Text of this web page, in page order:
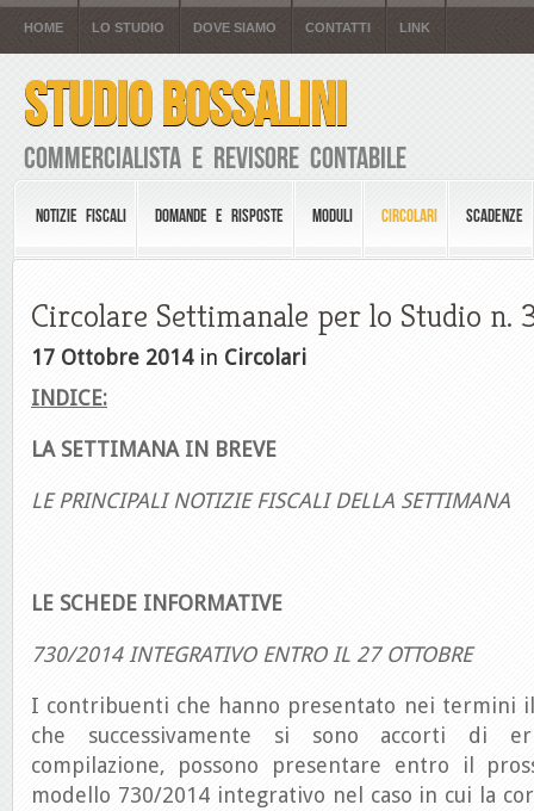
HOME LO STUDIO DOVE SIAMO CONTATTI LINK
STUDIO BOSSALINI
Commercialista e Revisore Contabile
NOTIZIE FISCALI DOMANDE E RISPOSTE MODULI CIRCOLARI SCADENZE
Circolare Settimanale per lo Studio n.
17 Ottobre 2014in Circolari
INDICE:
LA SETTIMANA IN BREVE
LE PRINCIPALI NOTIZIE FISCALI DELLA SETTIMANA
LE SCHEDE INFORMATIVE
730/2014 INTEGRATIVO ENTRO IL 27 OTTOBRE
I contribuenti che hanno presentato nei termini
che successivamente si sono accorti di
compilazione, possono presentare entro il
modello 730/2014 integrativo nel caso in cui la